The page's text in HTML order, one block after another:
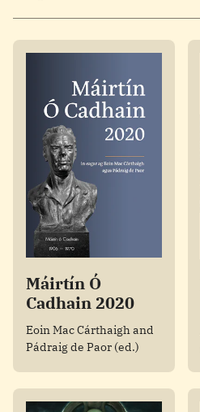
Máirtín Ó
Cadhain 2020
Eoin Mac Cárthaigh and
Pádraig de Paor (ed.)